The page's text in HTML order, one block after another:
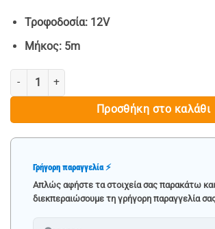
Τροφοδοσία: 12V
Μήκος: 5m
RGB ΤΑΙΝΙΑ LED SMART (5 ΜΕΤΡΑ) ποσότητα
Προσθήκη στο καλάθι
Γρήγορη παραγγελία ⚡
Απλώς αφήστε τα στοιχεία σας παρακάτω
διεκπεραιώσουμε τη γρήγορη παραγγελία